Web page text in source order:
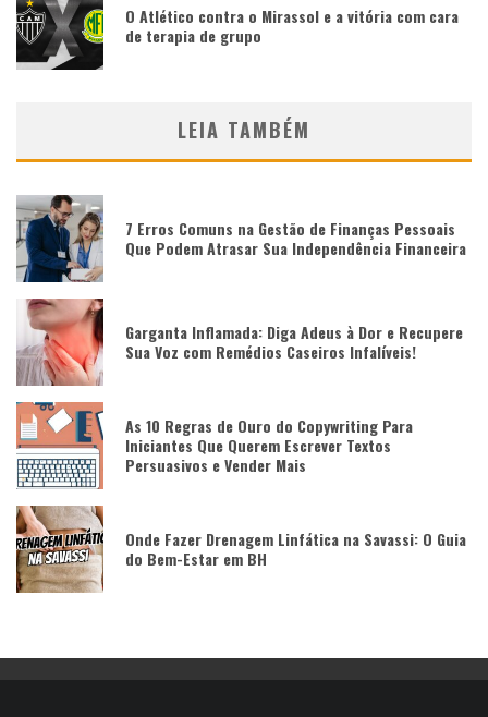
O Atlético contra o Mirassol e a vitória com cara
de terapia de grupo
LEIA TAMBÉM
7 Erros Comuns na Gestão de Finanças Pessoais
Que Podem Atrasar Sua Independência Financeira
Garganta Inflamada: Diga Adeus à Dor e Recupere
Sua Voz com Remédios Caseiros Infalíveis!
As 10 Regras de Ouro do Copywriting Para
Iniciantes Que Querem Escrever Textos
Persuasivos e Vender Mais
Onde Fazer Drenagem Linfática na Savassi: O Guia
do Bem-Estar em BH